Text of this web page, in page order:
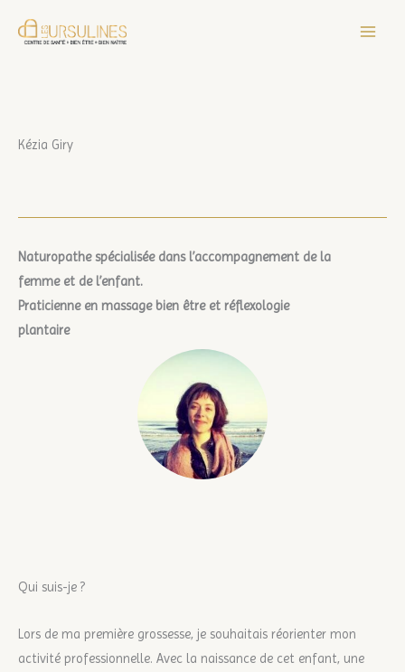
Kézia Giry
Naturopathe spécialisée dans l’accompagnement de la
femme et de l’enfant.
Praticienne en massage bien être et réflexologie
plantaire
Qui suis-je ?
Lors de ma première grossesse, je souhaitais réorienter mon
activité professionnelle. Avec la naissance de cet enfant, une